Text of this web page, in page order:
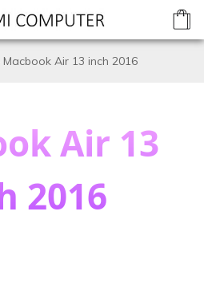
Macbook Air 13 inch 2016
Air 13
2016